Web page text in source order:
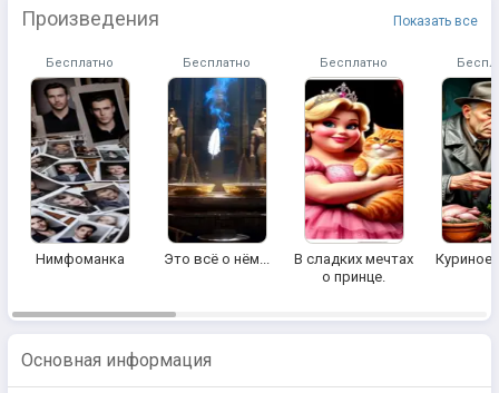
Произведения Показать все
Бесплатно
Нимфоманка
Бесплатно
Это всё о нём...
Бесплатно
В сладких мечтах
о принце.
Куриное
Основная информация